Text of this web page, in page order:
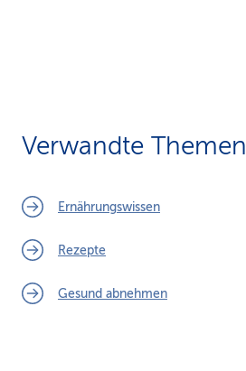
Verwandte Themen
Ernährungswissen
Rezepte
Gesund abnehmen